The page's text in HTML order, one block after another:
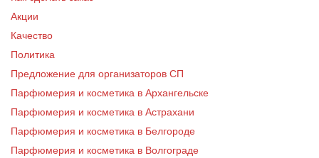
Акции
Качество
Политика
Предложение для организаторов СП
Парфюмерия и косметика в Архангельске
Парфюмерия и косметика в Астрахани
Парфюмерия и косметика в Белгороде
Парфюмерия и косметика в Волгограде